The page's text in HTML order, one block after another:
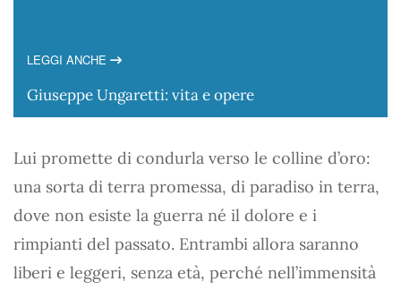
LEGGI ANCHE
Giuseppe Ungaretti: vita e opere
Lui promette di condurla verso le colline d’oro:
una sorta di terra promessa, di paradiso in terra,
dove non esiste la guerra né il dolore e i
rimpianti del passato. Entrambi allora saranno
liberi e leggeri, senza età, perché nell’immensità